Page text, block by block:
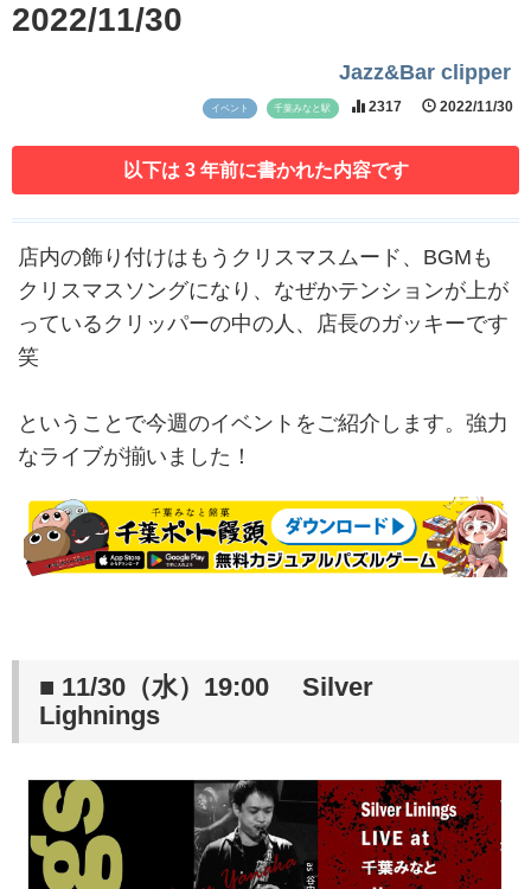
2022/11/30
Jazz&Bar clipper
イベント 千葉みなと駅 2317 2022/11/30
以下は 3 年前に書かれた内容です
店内の飾り付けはもうクリスマスムード、BGMも
クリスマスソングになり、なぜかテンションが上が
っているクリッパーの中の人、店長のガッキーです
笑
ということで今週のイベントをご紹介します。強力
なライブが揃いました！
■ 11/30（水）19:00 Silver
Lighnings